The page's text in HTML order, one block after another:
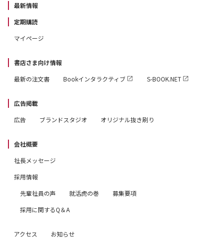
最新情報
定期購読
マイページ
書店さま向け情報
最新の注文書
Bookインタラクティブ S-BOOK.NET
広告掲載
広告
ブランドスタジオ オリジナル抜き刷り
会社概要
社長メッセージ
採用情報
先輩社員の声
就活虎の巻
募集要項
採用に関するQ＆A
アクセス お知らせ